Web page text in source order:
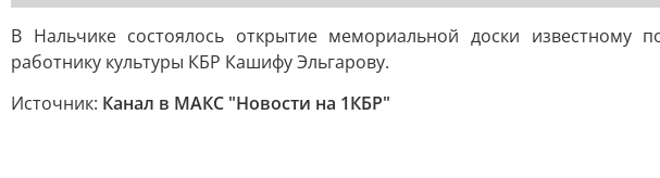
В Нальчике состоялось открытие мемориальной доски известному
работнику культуры КБР Кашифу Эльгарову.
Источник: Канал в МАКС "Новости на 1КБР"